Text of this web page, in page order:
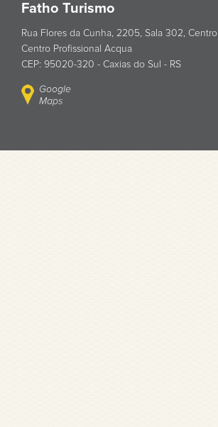
Fatho Turismo
Rua Flores da Cunha, 2205, Sala 302, Centro
Centro Profissional Acqua
CEP: 95020-320 - Caxias do Sul - RS